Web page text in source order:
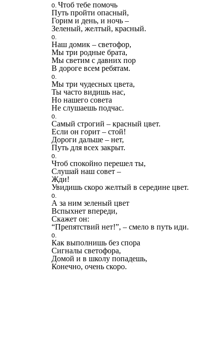
Чтоб тебе помочь
Путь пройти опасный,
Горим и день, и ночь –
Зеленый, желтый, красный.
Наш домик – светофор,
Мы три родные брата,
Мы светим с давних пор
В дороге всем ребятам.
Мы три чудесных цвета,
Ты часто видишь нас,
Но нашего совета
Не слушаешь подчас.
Самый строгий – красный цвет.
Если он горит – стой!
Дороги дальше – нет,
Путь для всех закрыт.
Чтоб спокойно перешел ты,
Слушай наш совет –
Жди!
Увидишь скоро желтый в середине цвет.
А за ним зеленый цвет
Вспыхнет впереди,
Скажет он:
“Препятствий нет!”, – смело в путь иди.
Как выполнишь без спора
Сигналы светофора,
Домой и в школу попадешь,
Конечно, очень скоро.